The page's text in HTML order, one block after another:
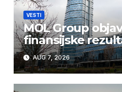
VESTI
MOL Group
finansijske
AUG 7, 2026